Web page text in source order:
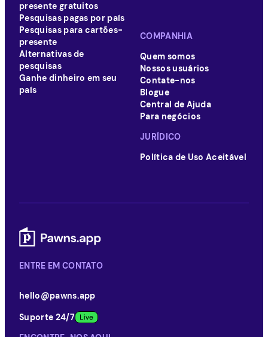
ENTRE EM CONTATO
hello@pawns.app
Suporte 24/7
presente gratuitos
Pesquisas pagas por país
Pesquisas para cartões-
presente
Alternativas de
pesquisas
Ganhe dinheiro em seu
país
COMPANHIA
Quem somos
Nossos usuários
Contate-nos
Blogue
Central de Ajuda
Para negócios
JURÍDICO
Política de Uso Aceitável